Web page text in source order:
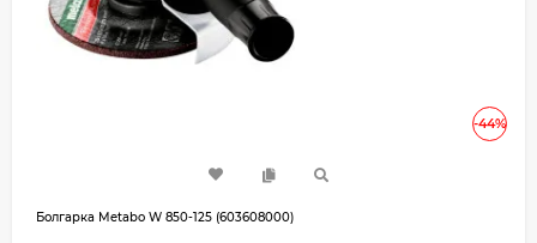
-44%
Болгарка Metabo W 850-125 (603608000)